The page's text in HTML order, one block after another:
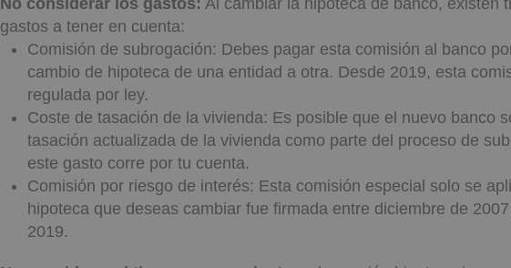
gastos a tener en cuenta:
Comisión de subrogación: Debes pagar esta comisión al banco
cambio de hipoteca de una entidad a otra. Desde 2019, esta
regulada por ley.
Coste de tasación de la vivienda: Es posible que el nuevo banco
tasación actualizada de la vivienda como parte del proceso de
este gasto corre por tu cuenta.
Comisión por riesgo de interés: Esta comisión especial solo se
hipoteca que deseas cambiar fue firmada entre diciembre de
2019.